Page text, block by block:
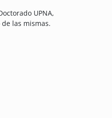
UPNA,
las mismas.